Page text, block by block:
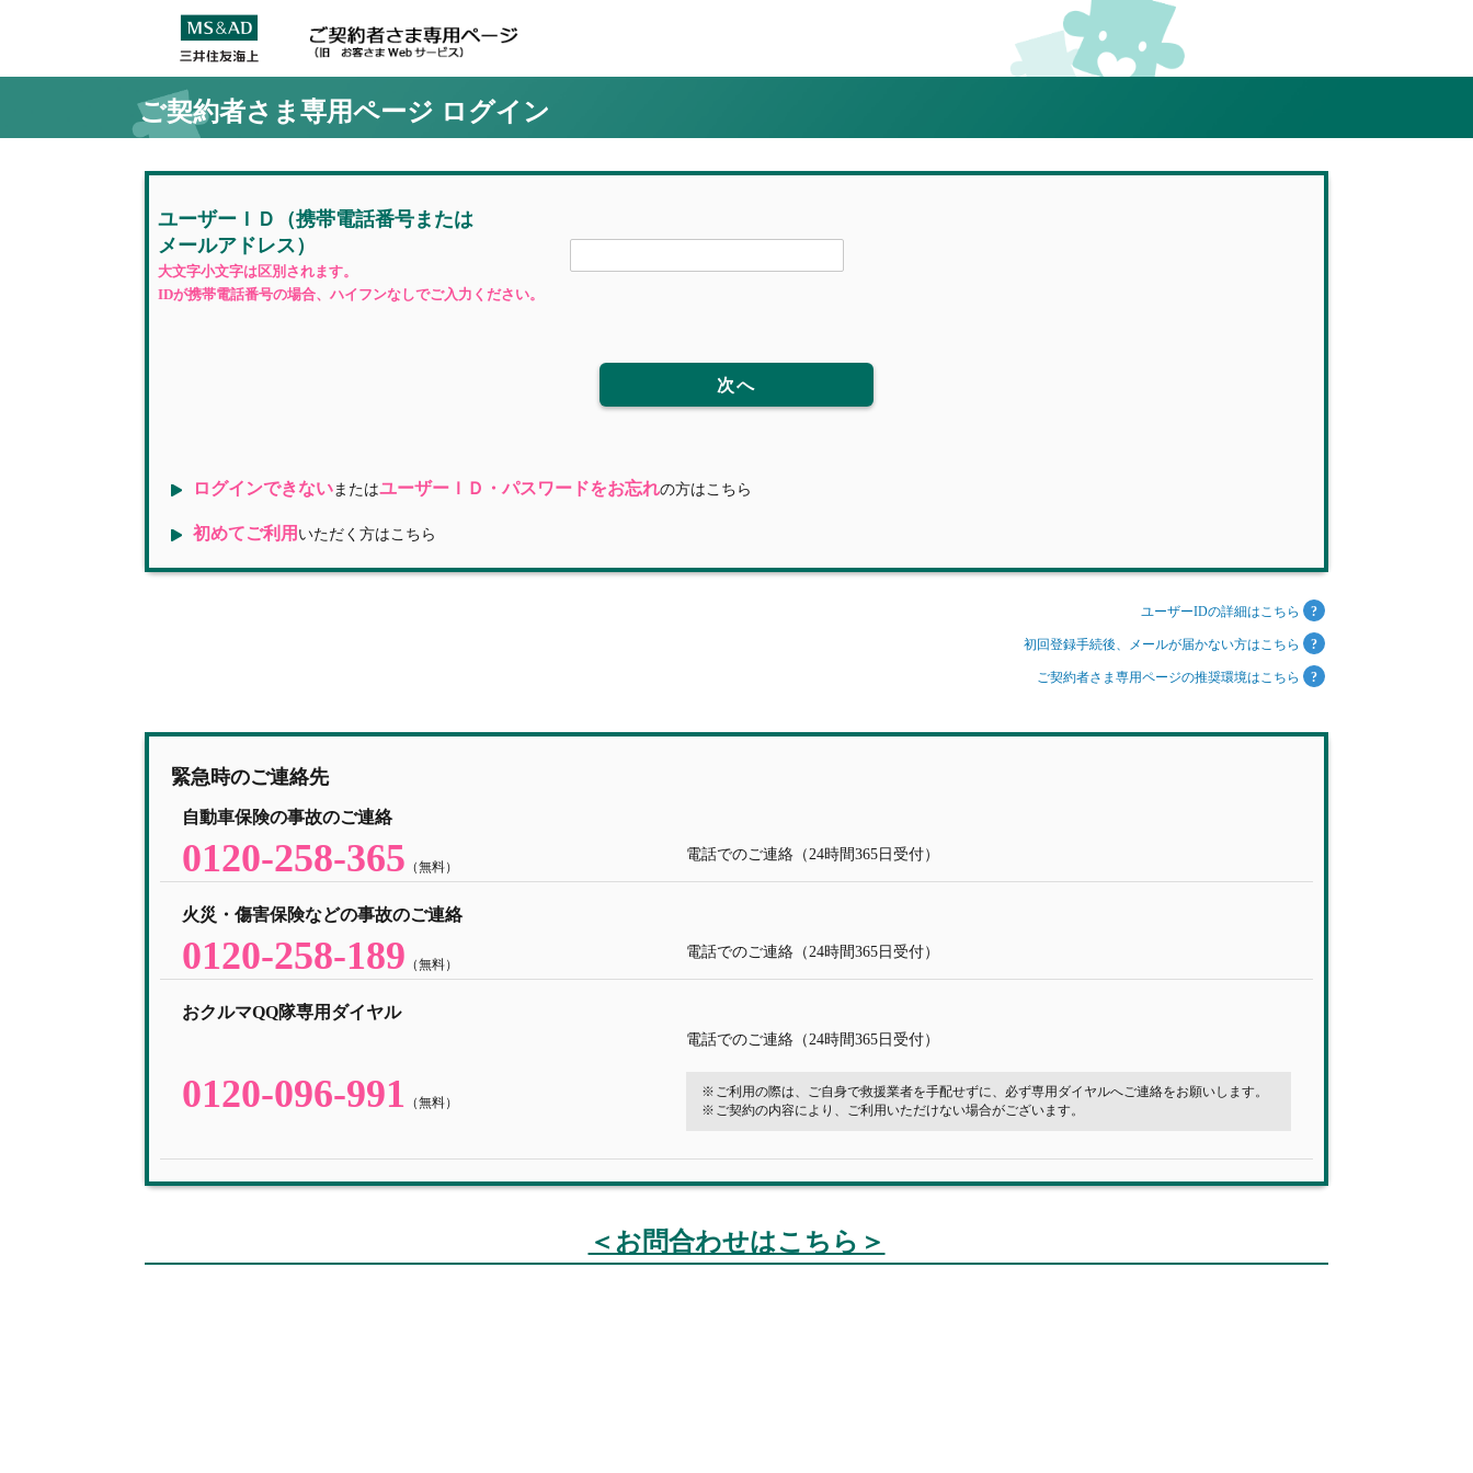
ご契約者さま専用ページ ログイン
ユーザーＩＤ （携帯電話番号または
メールアドレス）
大文字小文字は区別されます。
IDが携帯電話番号の場合、ハイフンなしでご入力ください。
次へ
ログインできないまたはユーザーＩＤ・パスワードをお忘れの方はこちら
初めてご利用 いただく方はこちら
ユーザーIDの詳細はこちら
初回登録手続後、メールが届かない方はこちら
ご契約者さま専用ページの推奨環境はこちら
緊急時のご連絡先
自動車保険の事故のご連絡
0120-258-365 （無料）
電話でのご連絡（24時間365日受付）
火災・傷害保険などの事故のご連絡
0120-258-189 （無料）
電話でのご連絡（24時間365日受付）
おクルマQQ隊専用ダイヤル
0120-096-991 （無料）
電話でのご連絡（24時間365日受付）
ご利用の際は、ご自身で救援業者を手配せずに、必ず専用ダイヤルへご連絡をお願いします。
ご契約の内容により、ご利用いただけない場合がございます。
＜お問合わせはこちら＞